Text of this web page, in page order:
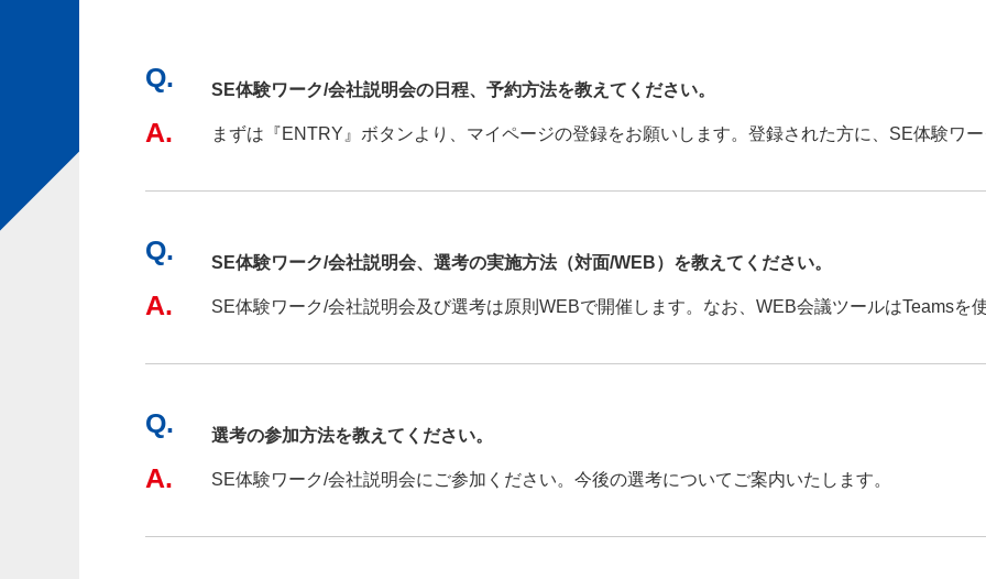
Q. SE体験ワーク/会社説明会の日程、予約方法を教えてください。
A. まずは『ENTRY』ボタンより、マイページの登録をお願いします。登録された方に、SE体験ワ
Q. SE体験ワーク/会社説明会、選考の実施方法（対面/WEB）を教えてください。
A. SE体験ワーク/会社説明会及び選考は原則WEBで開催します。なお、WEB会議ツールはTeamsを
Q. 選考の参加方法を教えてください。
A. SE体験ワーク/会社説明会にご参加ください。今後の選考についてご案内いたします。